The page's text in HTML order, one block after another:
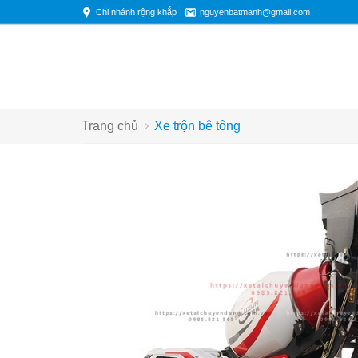
Chi nhánh rộng khắp nguyenbatmanh@gmail.com
Trang chủ Xe trộn bê tông